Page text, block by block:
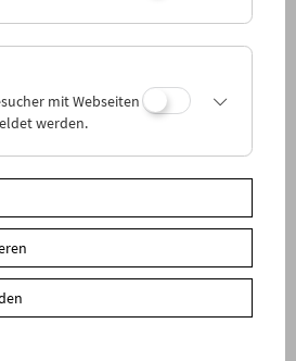
mit Webseiten
werden.